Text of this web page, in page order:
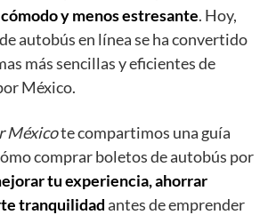
y menos estresante. Hoy,
autobús en línea se ha convertido
más sencillas y eficientes de
México.
Méxicote compartimos una guía
comprar boletos de autobús por
tu experiencia, ahorrar
tranquilidadantes de emprender